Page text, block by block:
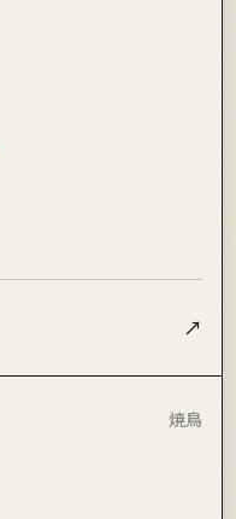
↗
焼鳥